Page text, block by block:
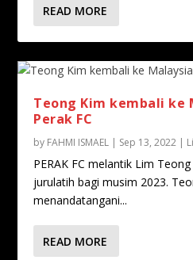
READ MORE
Teong Kim kembali ke
Perak FC
by FAHMI ISMAEL | Sep 13, 2022 |
PERAK FC melantik Lim
jurulatih bagi musim 2023.
menandatangani...
READ MORE